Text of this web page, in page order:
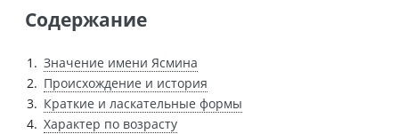
Содержание
Значение имени Ясмина
Происхождение и история
Краткие и ласкательные формы
Характер по возрасту